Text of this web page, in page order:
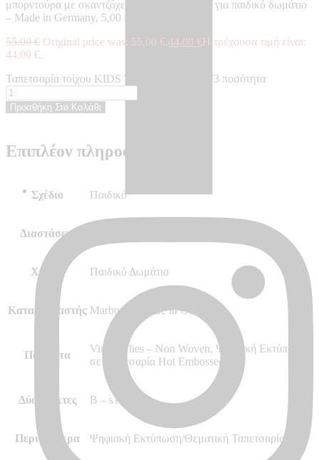
μπορντούρα με σκαντζόχειρους και κλαδάκια για παιδικό δωμάτιο
– Made in Germany, 5,00 x 0,18 m
55,00€ Original price was: 55,00 €.44,00 €Η τρέχουσα τιμή είναι:
44,00 €.
Ταπετσαρία τοίχου KIDS WALLS - KW45873 ποσότητα
Προσθήκη Στο Καλάθι
Επιπλέον πληροφορίες
Σχέδιο Παιδικό
Διαστάσεις
Χώρος Παιδικό Δωμάτιο
Κατασκευαστής Marburg – Made in Germany
Ποιότητα
Vinyl, Vlies – Non Woven, Ψηφιακή Εκτύπωση
σε ταπετσαρία Hot Embossed
Δύσφλεκτες B – s1 d0
Περισσότερα Ψηφιακή Εκτύπωση/Θεματική Ταπετσαρία